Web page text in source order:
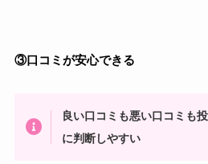
③口コミが安心できる
良い口コミも悪い口コミも
に判断しやすい